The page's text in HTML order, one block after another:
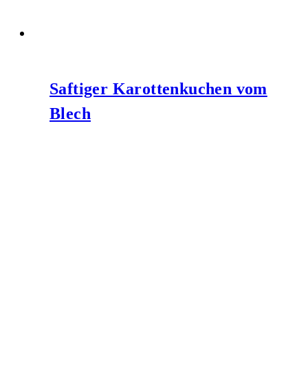
Saftiger Karottenkuchen vom
Blech